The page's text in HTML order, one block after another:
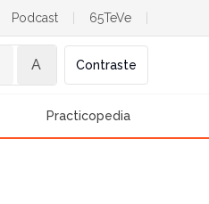
Podcast 65TeVe
A Contraste
Practicopedia